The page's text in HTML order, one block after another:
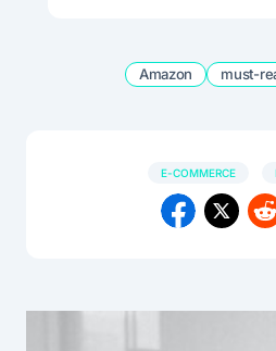
Amazon must-
E-COMMERCE